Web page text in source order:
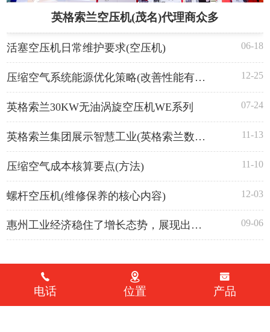
英格索兰空压机(茂名)代理商众多
活塞空压机日常维护要求(空压机) 06-18
压缩空气系统能源优化策略(改善性能有助节省费用) 12-25
英格索兰30KW无油涡旋空压机WE系列 07-24
英格索兰集团展示智慧工业(英格索兰数字升级) 11-13
压缩空气成本核算要点(方法) 11-10
螺杆空压机(维修保养的核心内容) 12-03
惠州工业经济稳住了增长态势，展现出强大的韧性和活力 09-06
电话 位置 产品